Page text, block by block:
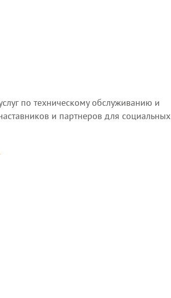
по техническому обслуживанию и
и партнеров для социальных